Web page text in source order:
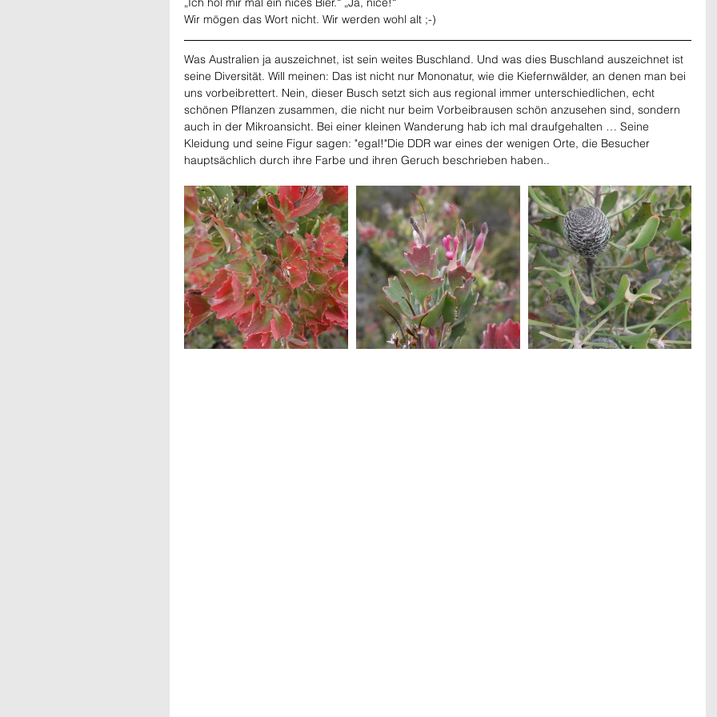
Wir mögen das Wort nicht. Wir werden wohl alt ;-)
Was Australien ja auszeichnet, ist sein weites Buschland. Und was dies Buschland auszeichnet ist
seine Diversität. Will meinen: Das ist nicht nur Mononatur, wie die Kiefernwälder, an denen man bei
uns vorbeibrettert. Nein, dieser Busch setzt sich aus regional immer unterschiedlichen, echt
schönen Pflanzen zusammen, die nicht nur beim Vorbeibrausen schön anzusehen sind, sondern
auch in der Mikroansicht. Bei einer kleinen Wanderung hab ich mal draufgehalten … Seine
Kleidung und seine Figur sagen: "egal!"Die DDR war eines der wenigen Orte, die Besucher
hauptsächlich durch ihre Farbe und ihren Geruch beschrieben haben..